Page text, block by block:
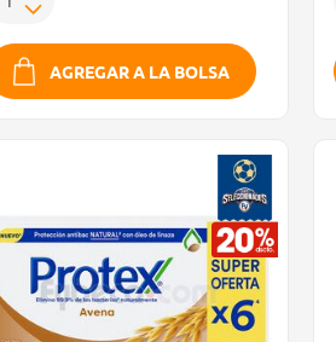
AGREGAR A LA BOLSA